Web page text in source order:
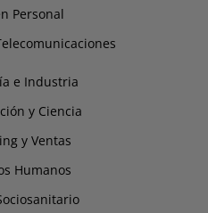
Personal
e Industria
y Ciencia
y Ventas
Humanos